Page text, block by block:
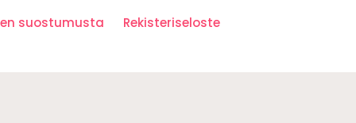
suostumusta Rekisteriseloste